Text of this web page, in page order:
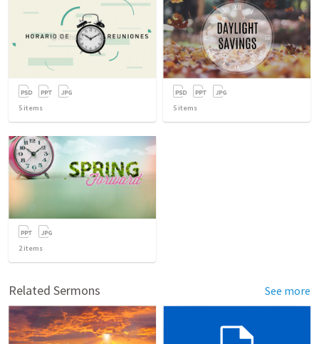
5 items 5 items
2items
Related Sermons See more